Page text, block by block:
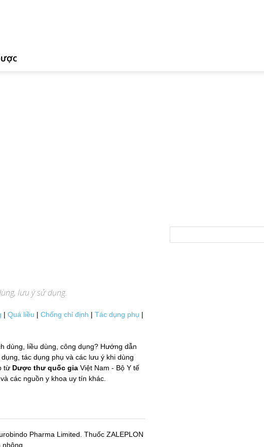
lưu ý sử dụng.
| Quá liều | Chống chỉ định | Tác dụng phụ |
dùng, liều dùng, công dụng? Hướng dẫn
tác dụng phụ và các lưu ý khi dùng
từ Dược thư quốc gia Việt Nam - Bộ Y tế
các nguồn y khoa uy tín khác.
Pharma Limited. Thuốc ZALEPLON
nhộng